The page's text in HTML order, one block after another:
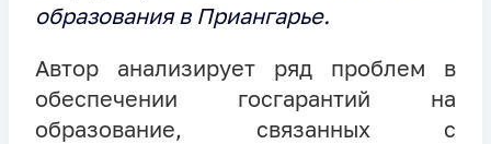
образования в Приангарье.
Автор анализирует ряд проблем в
обеспечении госгарантий на
образование, связанных с